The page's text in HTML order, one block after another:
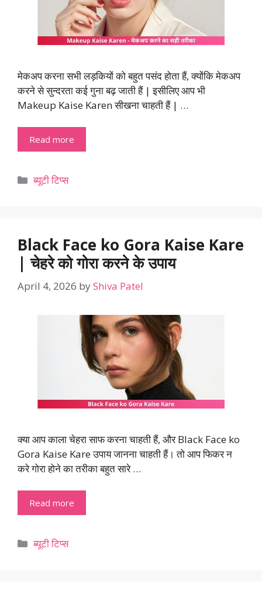
मेकअप करना सभी लड़कियों को बहुत पसंद होता हैं, क्योंकि मेकअप
करने से सुन्दरता कई गुना बढ़ जाती हैं | इसीलिए आप भी
Makeup Kaise Karen सीखना चाहती हैं | …
Read more
Categories
ब्यूटी टिप्स
Black Face ko Gora Kaise Kare
| चेहरे को गोरा करने के उपाय
April 4, 2026 byShiva Patel
क्या आप काला चेहरा साफ करना चाहती हैं, और Black Face ko
Gora Kaise Kare उपाय जानना चाहती हैं। तो आप फिकर न
करे गोरा होने का तरीका बहुत सारे …
Read more
Categories
ब्यूटी टिप्स